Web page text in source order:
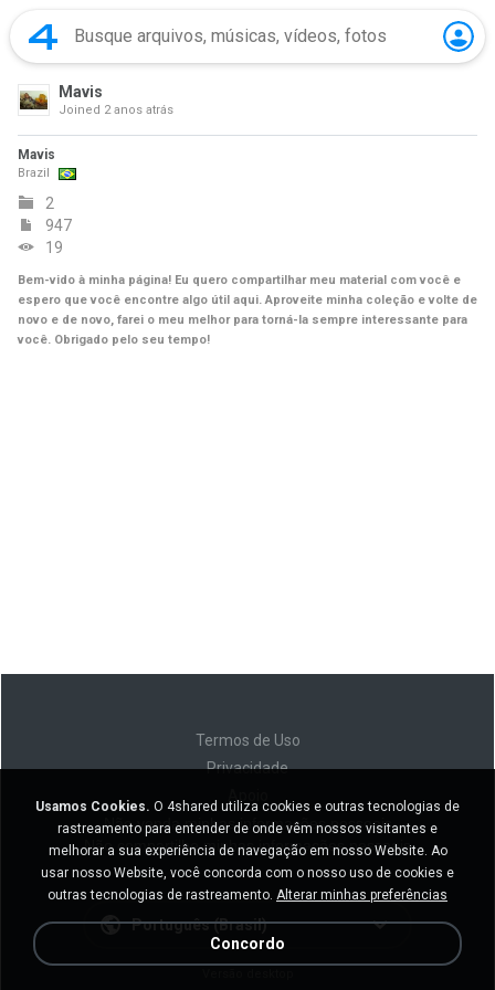
Mavis
Joined 2 anos atrás
Mavis
Brazil
2
947
19
Bem-vido à minha página! Eu quero compartilhar meu material com você e
espero que você encontre algo útil aqui. Aproveite minha coleção e volte de
novo e de novo, farei o meu melhor para torná-la sempre interessante para
você. Obrigado pelo seu tempo!
Termos de Uso
Privacidade
Não venda minhas informações pessoais
Não compartilhe minhas informações pessoais
Português (Brasil)
Usamos Cookies. O 4shared utiliza cookies e outras tecnologias de
rastreamento para entender de onde vêm nossos visitantes e
melhorar a sua experiência de navegação em nosso Website. Ao
usar nosso Website, você concorda com o nosso uso de cookies e
outras tecnologias de rastreamento. Alterar minhas preferências
Concordo